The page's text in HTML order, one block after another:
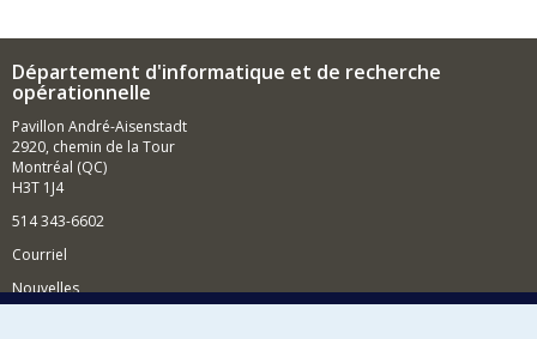
Département d'informatique et de recherche
opérationnelle
Pavillon André-Aisenstadt
2920, chemin de la Tour
Montréal (QC)
H3T 1J4
514 343-6602
Courriel
Nouvelles